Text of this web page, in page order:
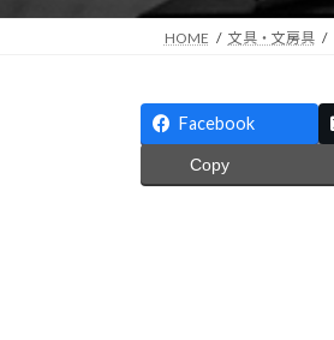
HOME 文具・文房具
Facebook
Copy